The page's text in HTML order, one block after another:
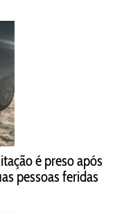
é preso após
pessoas feridas